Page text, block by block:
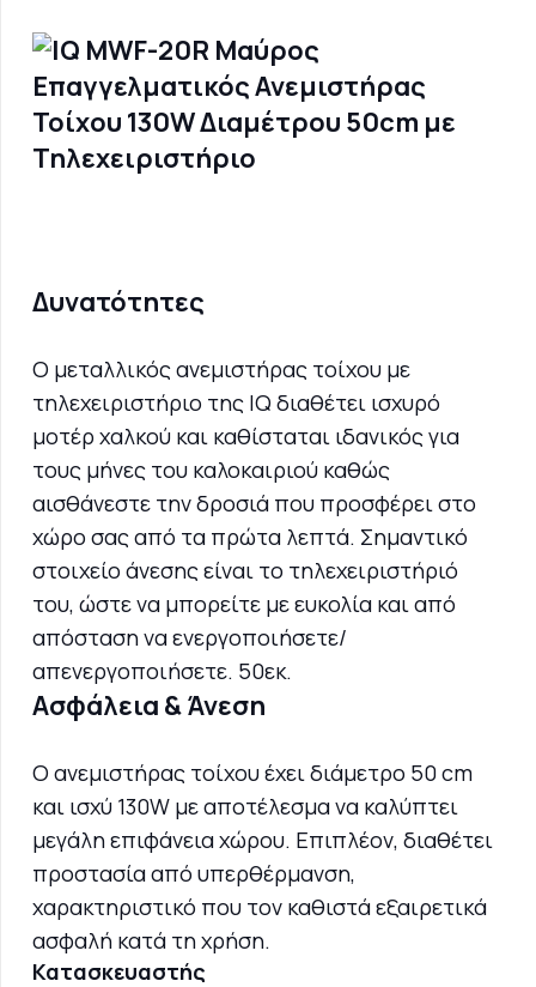
Δυνατότητες
Ο μεταλλικός ανεμιστήρας τοίχου με
τηλεχειριστήριο της IQ διαθέτει ισχυρό
μοτέρ χαλκού και καθίσταται ιδανικός για
τους μήνες του καλοκαιριού καθώς
αισθάνεστε την δροσιά που προσφέρει στο
χώρο σας από τα πρώτα λεπτά. Σημαντικό
στοιχείο άνεσης είναι το τηλεχειριστήριό
του, ώστε να μπορείτε με ευκολία και από
απόσταση να ενεργοποιήσετε/
απενεργοποιήσετε. 50εκ.
Ασφάλεια & Άνεση
Ο ανεμιστήρας τοίχου έχει διάμετρο 50 cm
και ισχύ 130W με αποτέλεσμα να καλύπτει
μεγάλη επιφάνεια χώρου. Επιπλέον, διαθέτει
προστασία από υπερθέρμανση,
χαρακτηριστικό που τον καθιστά εξαιρετικά
ασφαλή κατά τη χρήση.
Κατασκευαστής